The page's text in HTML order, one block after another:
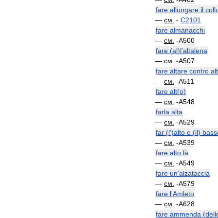
fare allungare il
— см - C2101
fare almanacchi
— см -A500
fare (al)l'altalena
— см -A507
fare altare contro
— см -A511
fare alt(o)
— см -A548
farla alta
— см -A529
far (l')alto e (il)
— см -A539
fare alto là
— см -A549
fare un'alzataccia
— см -A579
fare l'Amleto
— см -A628
fare ammenda (